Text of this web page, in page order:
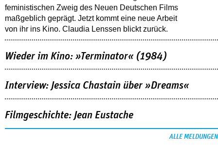
feministischen Zweig des Neuen Deutschen Films
maßgeblich geprägt. Jetzt kommt eine neue Arbeit
von ihr ins Kino. Claudia Lenssen blickt zurück.
Wieder im Kino: »Terminator« (1984)
Interview: Jessica Chastain über »Dreams«
Filmgeschichte: Jean Eustache
ALLE MELDUNGEN